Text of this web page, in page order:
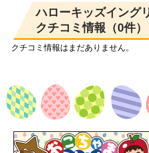
ハローキッズイング
クチコミ情報（0件）
クチコミ情報はまだありません。